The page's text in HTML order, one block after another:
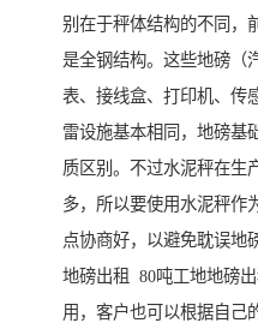
别在于秤体结构的不同，
是全钢结构。这些地磅（
表、接线盒、打印机、传
雷设施基本相同，地磅基
质区别。不过水泥秤在生
多，所以要使用水泥秤作
点协商好，以避免耽误地
地磅出租 80吨工地地磅
用，客户也可以根据自己